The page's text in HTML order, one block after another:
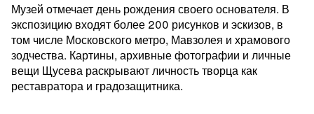
Музей отмечает день рождения своего основателя. В
экспозицию входят более 200 рисунков и эскизов, в
том числе Московского метро, Мавзолея и храмового
зодчества. Картины, архивные фотографии и личные
вещи Щусева раскрывают личность творца как
реставратора и градозащитника.